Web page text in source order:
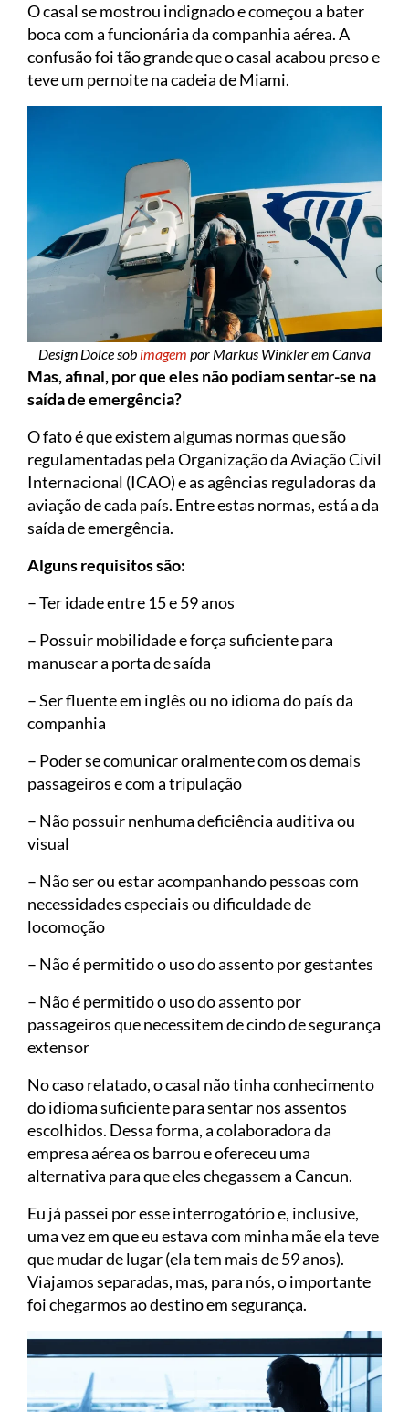
O casal se mostrou indignado e começou a bater
boca com a funcionária da companhia aérea. A
confusão foi tão grande que o casal acabou preso e
teve um pernoite na cadeia de Miami.
Design Dolce sob imagem por Markus Winkler em Canva
Mas, afinal, por que eles não podiam sentar-se na
saída de emergência?
O fato é que existem algumas normas que são
regulamentadas pela Organização da Aviação Civil
Internacional (ICAO) e as agências reguladoras da
aviação de cada país. Entre estas normas, está a da
saída de emergência.
Alguns requisitos são:
– Ter idade entre 15 e 59 anos
– Possuir mobilidade e força suficiente para
manusear a porta de saída
– Ser fluente em inglês ou no idioma do país da
companhia
– Poder se comunicar oralmente com os demais
passageiros e com a tripulação
– Não possuir nenhuma deficiência auditiva ou
visual
– Não ser ou estar acompanhando pessoas com
necessidades especiais ou dificuldade de
locomoção
– Não é permitido o uso do assento por gestantes
– Não é permitido o uso do assento por
passageiros que necessitem de cindo de segurança
extensor
No caso relatado, o casal não tinha conhecimento
do idioma suficiente para sentar nos assentos
escolhidos. Dessa forma, a colaboradora da
empresa aérea os barrou e ofereceu uma
alternativa para que eles chegassem a Cancun.
Eu já passei por esse interrogatório e, inclusive,
uma vez em que eu estava com minha mãe ela teve
que mudar de lugar (ela tem mais de 59 anos).
Viajamos separadas, mas, para nós, o importante
foi chegarmos ao destino em segurança.